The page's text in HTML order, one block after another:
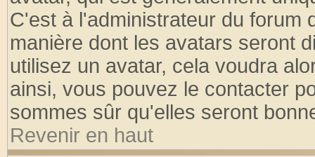
C'est à l'administrateur du forum
manière dont les avatars seront
utilisez un avatar, cela voudra
ainsi, vous pouvez le contacter
sommes sûr qu'elles seront
Revenir en haut